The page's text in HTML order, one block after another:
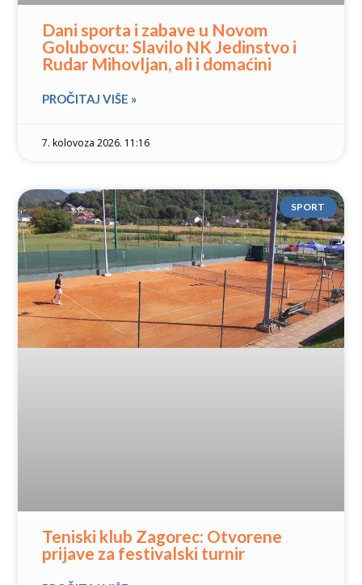
Dani sporta i zabave u Novom
Golubovcu: Slavilo NK Jedinstvo i
Rudar Mihovljan, ali i domaćini
PROČITAJ VIŠE »
7. kolovoza 2026. 11:16
SPORT
Teniski klub Zagorec: Otvorene
prijave za festivalski turnir